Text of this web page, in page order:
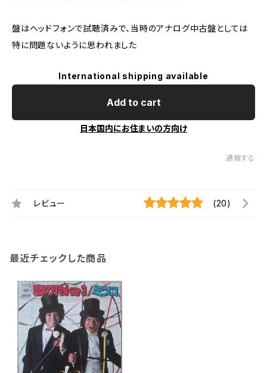
盤はヘッドフォンで試聴済みで、当時のアナログ中古盤としては
特に問題ないように思われました
International shipping available
Add to cart
日本国内にお住まいの方向け
通報する
レビュー (20)
最近チェックした商品